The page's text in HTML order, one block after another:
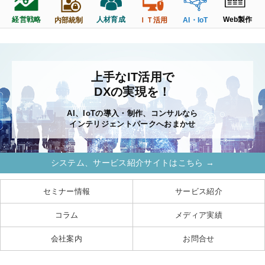
経営戦略 内部統制 人材育成 ＩＴ活用 AI・IoT Web製作
上手なIT活用で
DXの実現を！
AI、IoTの導入・制作、コンサルなら
インテリジェントパークへおまかせ
システム、サービス紹介サイトはこちら →
セミナー情報 サービス紹介
コラム メディア実績
会社案内 お問合せ